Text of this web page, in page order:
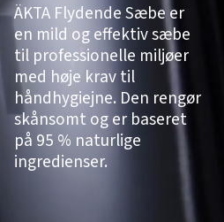
ÄKTA Flydende Sæbe er
en mild og effektiv sæbe
til professionelle miljøer
med høje krav til
håndhygiejne. Den rengør
skånsomt og er baseret
på 95 % naturlige
ingredienser.